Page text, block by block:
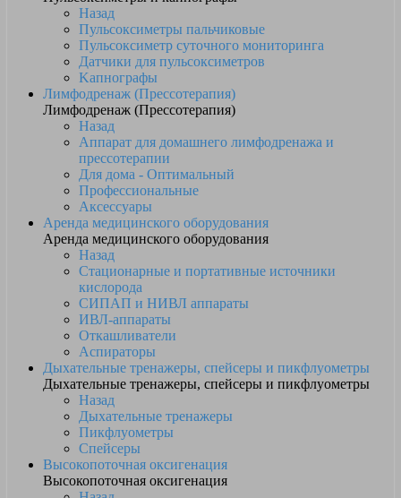
Назад
Пульсоксиметры пальчиковые
Пульсоксиметр суточного мониторинга
Датчики для пульсоксиметров
Kапнографы
Лимфодренаж (Прессотерапия)
Лимфодренаж (Прессотерапия)
Назад
Аппарат для домашнего лимфодренажа и
прессотерапии
Для дома - Оптимальный
Профессиональные
Аксессуары
Аренда медицинского оборудования
Аренда медицинского оборудования
Назад
Стационарные и портативные источники
кислорода
СИПАП и НИВЛ аппараты
ИВЛ-аппараты
Откашливатели
Аспираторы
Дыхательные тренажеры, спейсеры и пикфлуометры
Дыхательные тренажеры, спейсеры и пикфлуометры
Назад
Дыхательные тренажеры
Пикфлуометры
Спейсеры
Высокопоточная оксигенация
Высокопоточная оксигенация